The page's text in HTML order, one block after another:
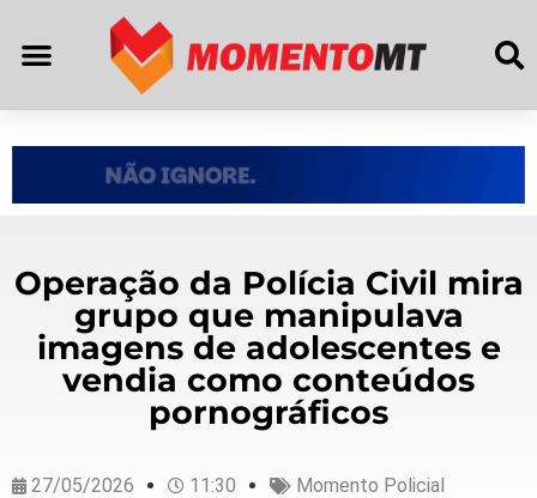
Operação da Polícia Civil mira
grupo que manipulava
imagens de adolescentes e
vendia como conteúdos
pornográficos
27/05/2026 11:30 Momento Policial